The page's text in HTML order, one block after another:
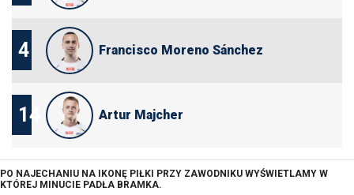
4 Francisco Moreno Sánchez
14 Artur Majcher
PO NAJECHANIU NA IKONĘ PIŁKI PRZY ZAWODNIKU WYŚWIETLAMY W
KTÓREJ MINUCIE PADŁA BRAMKA.